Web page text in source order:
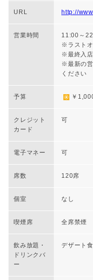
URL http://
営業時間
11:00～
※ラスト
※最終入
※最新の
ください
予算 ￥
クレジット
カード
可
電子マネー 可
席数 120席
個室 なし
喫煙席 全席禁煙
飲み放題・
ドリンクバ
ー
デザート